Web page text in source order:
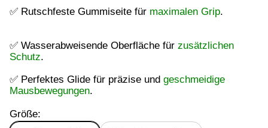
✅ Rutschfeste Gummiseite für maximalen Grip.
✅ Wasserabweisende Oberfläche für zusätzlichen
Schutz.
✅ Perfektes Glide für präzise und geschmeidige
Mausbewegungen.
Größe: